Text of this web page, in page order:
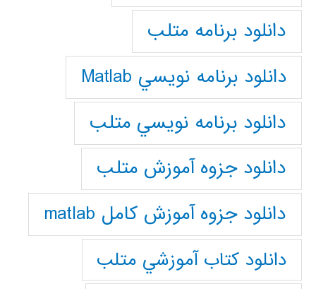
دانلود برنامه متلب
دانلود برنامه نويسي Matlab
دانلود برنامه نويسي متلب
دانلود جزوه آموزش متلب
دانلود جزوه آموزش کامل matlab
دانلود كتاب آموزشي متلب